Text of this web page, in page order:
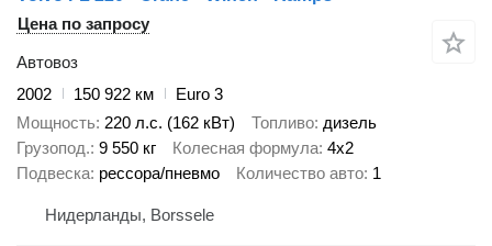
Цена по запросу
Автовоз
2002
150 922 км
Euro 3
Мощность 220 л.с. (162 кВт) Топливо дизель
Грузопод. 9 550 кг Колесная формула 4x2
Подвеска рессора/пневмо Количество авто 1
Нидерланды, Borssele